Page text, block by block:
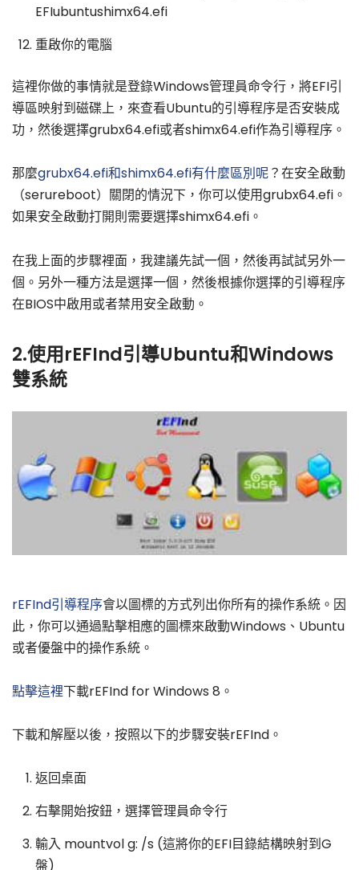
EFIubuntushimx64.efi
重啟你的電腦
這裡你做的事情就是登錄Windows管理員命令行，將EFI引
導區映射到磁碟上，來查看Ubuntu的引導程序是否安裝成
功，然後選擇grubx64.efi或者shimx64.efi作為引導程序。
那麼grubx64.efi和shimx64.efi有什麼區別呢？在安全啟動
（serureboot）關閉的情況下，你可以使用grubx64.efi。
如果安全啟動打開則需要選擇shimx64.efi。
在我上面的步驟裡面，我建議先試一個，然後再試試另外一
個。另外一種方法是選擇一個，然後根據你選擇的引導程序
在BIOS中啟用或者禁用安全啟動。
2.使用rEFInd引導Ubuntu和Windows
雙系統
rEFInd引導程序會以圖標的方式列出你所有的操作系統。因
此，你可以通過點擊相應的圖標來啟動Windows、Ubuntu
或者優盤中的操作系統。
點擊這裡下載rEFInd for Windows 8。
下載和解壓以後，按照以下的步驟安裝rEFInd。
返回桌面
右擊開始按鈕，選擇管理員命令行
輸入 mountvol g: /s (這將你的EFI目錄結構映射到G
盤)